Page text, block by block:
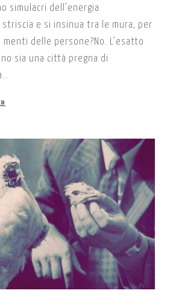
simulacri dell’energia
e si insinua tra le mura, per
delle persone?No. L’esatto
sia una città pregna di